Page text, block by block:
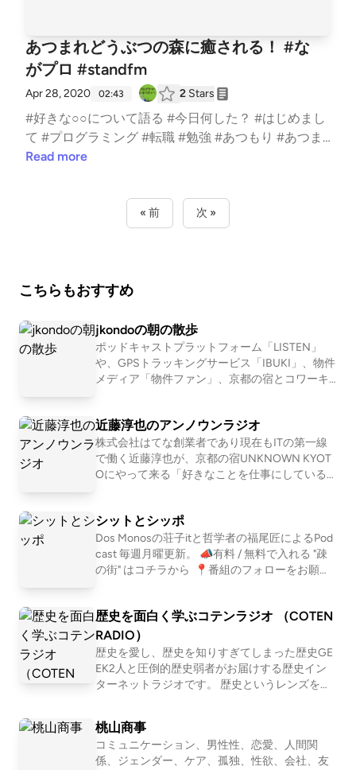
あつまれどうぶつの森に癒される！ #な
がプロ #standfm
Apr 28, 2020 02:43 2 Stars
#好きな○○について語る #今日何した？ #はじめまし
て #プログラミング #転職 #勉強 #あつもり #あつま
れどうぶつの森 #AnimalCrossing
Read more
« 前 次 »
こちらもおすすめ
jkondoの朝の散歩
ポッドキャストプラットフォーム「LISTEN」
や、GPSトラッキングサービス「IBUKI」、物件
メディア「物件ファン」、京都の宿とコワーキ
ら、日々の出来事や考えたことを語ります。
近藤淳也のアンノウンラジオ
株式会社はてな創業者であり現在もITの第一線
で働く近藤淳也が、京都の宿UNKNOWN KYOT
Oにやって来る「好きなことを仕事にしている
例」として紐解いていきます。 . 【ホスト：近藤
淳也】 株式会社OND代表取締役社長、株式会社
はてな取締役、UNKNOWN KYOTO支配人、NP
O法人滋賀一周トレイル代表理事、トレイルラ
創業、2011年にマザーズにて上場。その後2017
年に株式会社ONDを設立し、現在もITの第一線
で働く。 株式会社OND: https://ond-inc.com/ .
【UNKNOWN KYOTO】 築100年を超える元遊
郭建築を改装し、仕事もできて暮らせる宿に。
わる場所になっています。 1泊の観光目的の利用
だけではなく、中長期滞在される方にも好評い
ただいています。 web: https://unknown.kyoto/ .
シットとシッポ
Dos Monosの荘子itと哲学者の福尾匠によるPod
cast 毎週月曜更新。 📣有料 / 無料で入れる "疎
の街" はコチラから ⁠ 📍番組のフォローをお願い
eetingtakumi 📩シットとシッポへの問い合わせ
はコチラ
歴史を面白く学ぶコテンラジオ （COTEN
RADIO）
歴史を愛し、歴史を知りすぎてしまった歴史GE
EK2人と圧倒的歴史弱者がお届けする歴史イン
ターネットラジオです。 歴史というレンズを通
く！？ 笑いあり、涙ありの新感覚・歴史キュレ
ーションプログラム！ ☆Apple &amp; Spotify Po
dcast 部門別ランキング１位獲得！ ☆ジャパン
桃山商事
コミュニケーション、男性性、恋愛、人間関
係、ジェンダー、ケア、孤独、性欲、会社、友